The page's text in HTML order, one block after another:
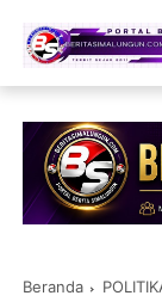
Beranda